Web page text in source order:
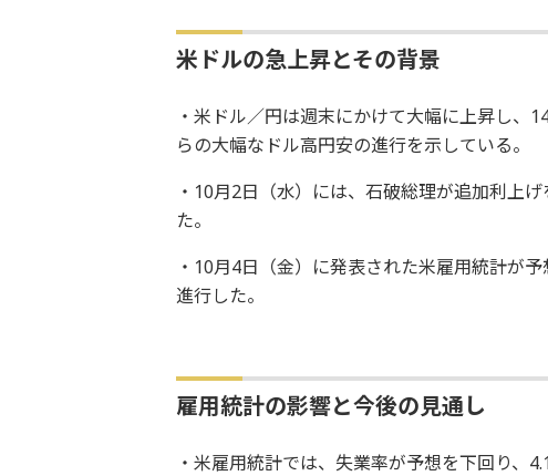
米ドルの急上昇とその背景
・米ドル／円は週末にかけて大幅に上昇し、
らの大幅なドル高円安の進行を示している。
・10月2日（水）には、石破総理が追加利上
た。
・10月4日（金）に発表された米雇用統計が
進行した。
雇用統計の影響と今後の見通し
・米雇用統計では、失業率が予想を下回り、